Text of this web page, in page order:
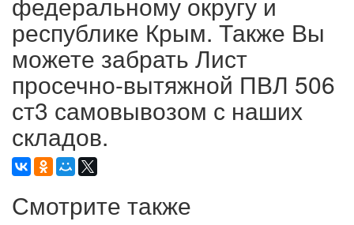
республике Крым. Также Вы
можете забрать Лист
просечно-вытяжной ПВЛ 506
ст3 самовывозом с наших
складов.
Смотрите также